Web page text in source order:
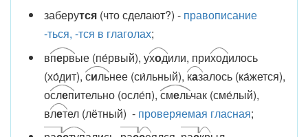
заберутся(что сделают?) - правописание
-ться, -тся в глаголах;
впервые (пе́рвый), уходили, приходилось
(хо́дит), сильнее (си́льный), казалось (ка́жется),
ослепительно (осле́п), смельчак (сме́лый),
влетел (лётный) - проверяемая гласная;